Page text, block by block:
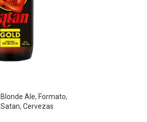
Blonde Ale, Formato,
Satan, Cervezas